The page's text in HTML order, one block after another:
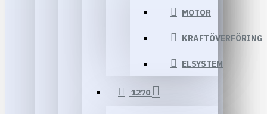
MOTOR
KRAFTÖVERFÖRING
ELSYSTEM
1270